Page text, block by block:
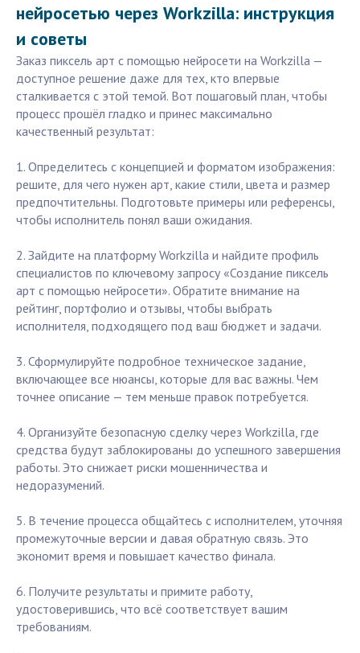
нейросетью через Workzilla: инструкция
и советы
Заказ пиксель арт с помощью нейросети на Workzilla —
доступное решение даже для тех, кто впервые
сталкивается с этой темой. Вот пошаговый план, чтобы
процесс прошёл гладко и принес максимально
качественный результат:
1. Определитесь с концепцией и форматом изображения:
решите, для чего нужен арт, какие стили, цвета и размер
предпочтительны. Подготовьте примеры или референсы,
чтобы исполнитель понял ваши ожидания.
2. Зайдите на платформу Workzilla и найдите профиль
специалистов по ключевому запросу «Создание пиксель
арт с помощью нейросети». Обратите внимание на
рейтинг, портфолио и отзывы, чтобы выбрать
исполнителя, подходящего под ваш бюджет и задачи.
3. Сформулируйте подробное техническое задание,
включающее все нюансы, которые для вас важны. Чем
точнее описание — тем меньше правок потребуется.
4. Организуйте безопасную сделку через Workzilla, где
средства будут заблокированы до успешного завершения
работы. Это снижает риски мошенничества и
недоразумений.
5. В течение процесса общайтесь с исполнителем, уточняя
промежуточные версии и давая обратную связь. Это
экономит время и повышает качество финала.
6. Получите результаты и примите работу,
удостоверившись, что всё соответствует вашим
требованиям.